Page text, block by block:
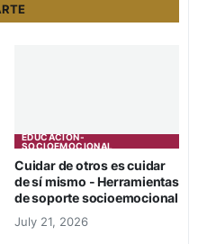
EDUCACION-
SOCIOEMOCIONAL
Cuidar de otros es cuidar
de sí mismo - Herramientas
de soporte socioemocional
July 21, 2026